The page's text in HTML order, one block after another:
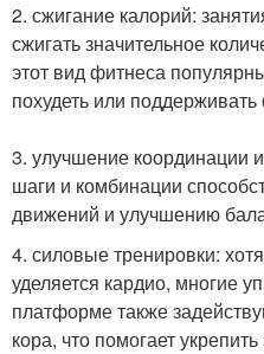
2. сжигание калорий:
сжигать значительное
этот вид фитнеса
похудеть или
3. улучшение координации
шаги и комбинации
движений и улучшению
4. силовые тренировки:
уделяется кардио, многие
платформе также
кора, что помогает